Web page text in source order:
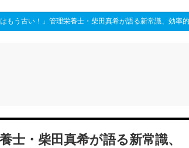
はもう古い！」管理栄養士・柴田真希が語る新常識、効率
士・柴田真希が語る新常識、